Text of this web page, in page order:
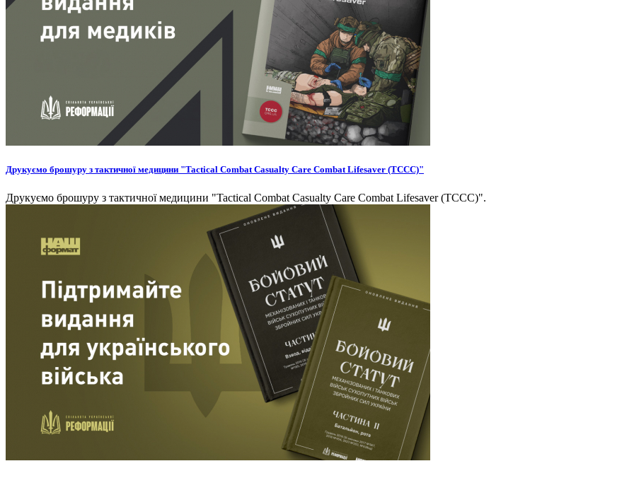
Друкуємо брошуру з тактичної медицини "Tactical Combat Casualty Care Combat Lifesaver (TCCC)"
Друкуємо брошуру з тактичної медицини "Tactical Combat Casualty Care Combat Lifesaver (TCCC)".